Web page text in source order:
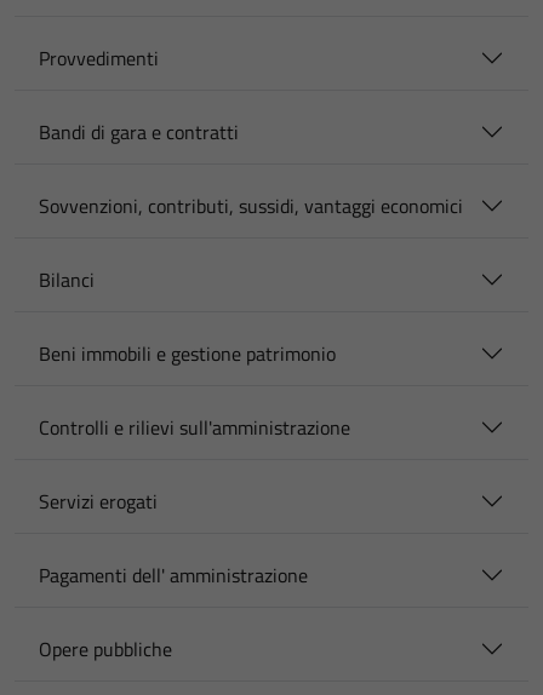
Provvedimenti
Bandi di gara e contratti
Sovvenzioni, contributi, sussidi, vantaggi economici
Bilanci
Beni immobili e gestione patrimonio
Controlli e rilievi sull'amministrazione
Servizi erogati
Pagamenti dell' amministrazione
Opere pubbliche